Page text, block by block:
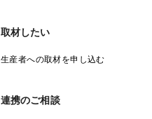
取材したい
生産者への取材を申し込む
連携のご相談